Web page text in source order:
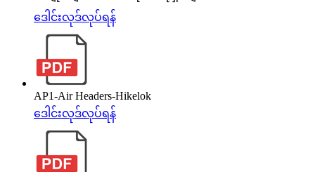
ဒေါင်းလုဒ်လုပ်ရန်
AP1-Air Headers-Hikelok
ဒေါင်းလုဒ်လုပ်ရန်